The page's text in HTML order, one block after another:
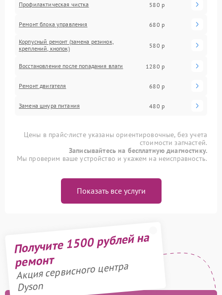
Профилактическая чистка 580 р
Ремонт блока управления 680 р
Корпусный ремонт (замена резинок,
креплений, кнопок)
580 р
Восстановление после попадания влаги 1280 р
Ремонт двигателя 680 р
Замена шнура питания 480 р
Цены в прайс-листе указаны ориентировочные, без учета
стоимости запчастей.
Записывайтесь на бесплатную диагностику.
Мы проверим ваше устройство и укажем на неисправность.
Показать все услуги
Получите 1500 рублей на
ремонт
Акция сервисного центра
Dyson